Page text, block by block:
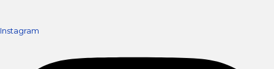
Instagram